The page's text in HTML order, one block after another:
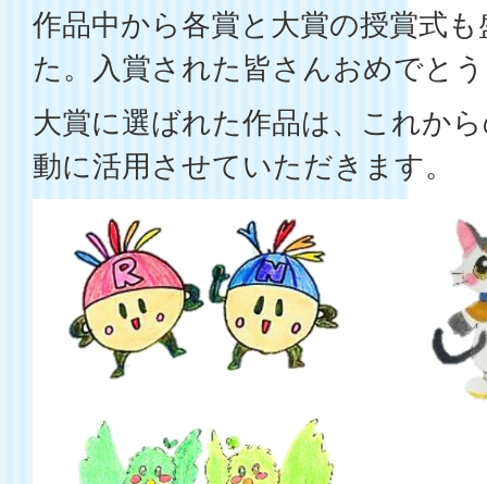
作品中から各賞と大賞の授賞式
た。入賞された皆さんおめでと
大賞に選ばれた作品は、これか
動に活用させていただきます。